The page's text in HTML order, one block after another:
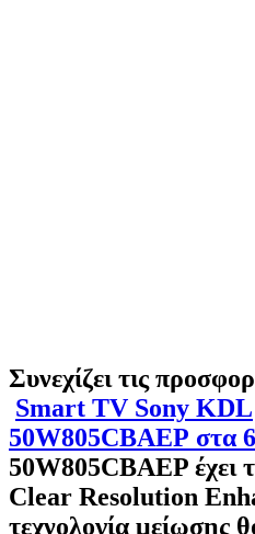
Συνεχίζει τις
Smart TV Sony KDL
50W805CBAEP στα
50W805CBAEP έχει
Clear Resolution
τεχνολογία μείωσης